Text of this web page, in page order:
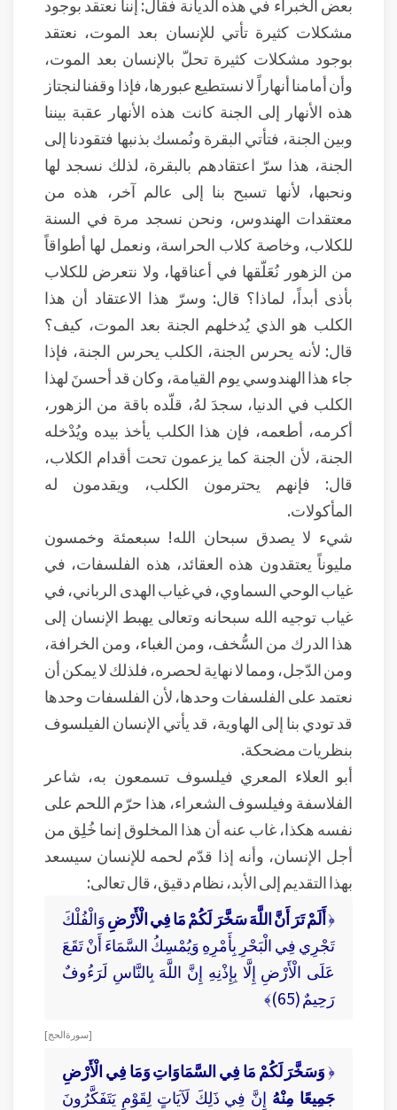
بعض الخبراء في هذه الديانة فقال: إننا نعتقد بوجود
مشكلات كثيرة تأتي للإنسان بعد الموت، نعتقد
بوجود مشكلات كثيرة تحلّ بالإنسان بعد الموت،
وأن أمامنا أنهاراً لا نستطيع عبورها، فإذا وقفنا لنجتاز
هذه الأنهار إلى الجنة كانت هذه الأنهار عقبة بيننا
وبين الجنة، فتأتي البقرة ونُمسك بذنبها فتقودنا إلى
الجنة، هذا سرّ اعتقادهم بالبقرة، لذلك نسجد لها
ونحبها، لأنها تسبح بنا إلى عالم آخر، هذه من
معتقدات الهندوس، ونحن نسجد مرة في السنة
للكلاب، وخاصة كلاب الحراسة، ونعمل لها أطواقاً
من الزهور نُعَلّقها في أعناقها، ولا نتعرض للكلاب
بأذى أبداً، لماذا؟ قال: وسرّ هذا الاعتقاد أن هذا
الكلب هو الذي يُدخلهم الجنة بعد الموت، كيف؟
قال: لأنه يحرس الجنة، الكلب يحرس الجنة، فإذا
جاء هذا الهندوسي يوم القيامة، وكان قد أحسنَ لهذا
الكلب في الدنيا، سجدَ لهُ، قلّده باقة من الزهور،
أكرمه، أطعمه، فإن هذا الكلب يأخذ بيده ويُدْخله
الجنة، لأن الجنة كما يزعمون تحت أقدام الكلاب،
قال: فإنهم يحترمون الكلب، ويقدمون له
المأكولات.
شيء لا يصدق سبحان الله! سبعمئة وخمسون
مليوناً يعتقدون هذه العقائد، هذه الفلسفات، في
غياب الوحي السماوي، في غياب الهدى الرباني، في
غياب توجيه الله سبحانه وتعالى يهبط الإنسان إلى
هذا الدرك من السُّخف، ومن الغباء، ومن الخرافة،
ومن الدّجل، ومما لا نهاية لحصره، فلذلك لا يمكن أن
نعتمد على الفلسفات وحدها، لأن الفلسفات وحدها
قد تودي بنا إلى الهاوية، قد يأتي الإنسان الفيلسوف
بنظريات مضحكة.
أبو العلاء المعري فيلسوف تسمعون به، شاعر
الفلاسفة وفيلسوف الشعراء، هذا حرّم اللحم على
نفسه هكذا، غاب عنه أن هذا المخلوق إنما خُلِق من
أجل الإنسان، وأنه إذا قدّم لحمه للإنسان سيسعد
بهذا التقديم إلى الأبد، نظام دقيق، قال تعالى:
﴿أَلَمْ تَرَ أَنَّ اللَّهَ سَخَّرَ لَكُمْ مَا فِي الْأَرْضِوَالْفُلْكَ
تَجْرِي فِي الْبَحْرِ بِأَمْرِهِ وَيُمْسِكُ السَّمَاءَ أَنْ تَقَعَ
عَلَى الْأَرْضِ إِلَّا بِإِذْنِهِ إِنَّ اللَّهَ بِالنَّاسِ لَرَءُوفٌ
رَحِيمٌ (65)﴾
[ سورة الحج ]
﴿وَسَخَّرَ لَكُمْ مَا فِي السَّمَاوَاتِ وَمَا فِي الْأَرْضِ
جَمِيعًا مِنْهُ إِنَّ فِي ذَلِكَ لَآيَاتٍ لِقَوْمٍ يَتَفَكَّرُونَ